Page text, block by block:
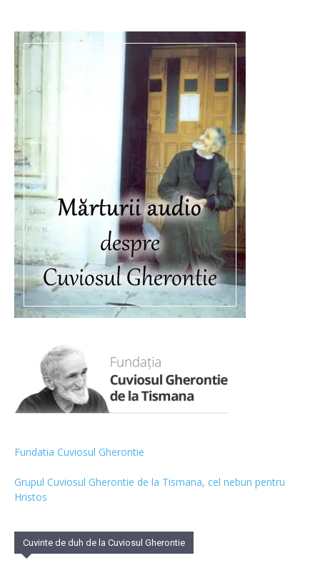
Fundatia Cuviosul Gherontie
Grupul Cuviosul Gherontie de la Tismana, cel nebun pentru
Hristos
Cuvinte de duh de la Cuviosul Gherontie